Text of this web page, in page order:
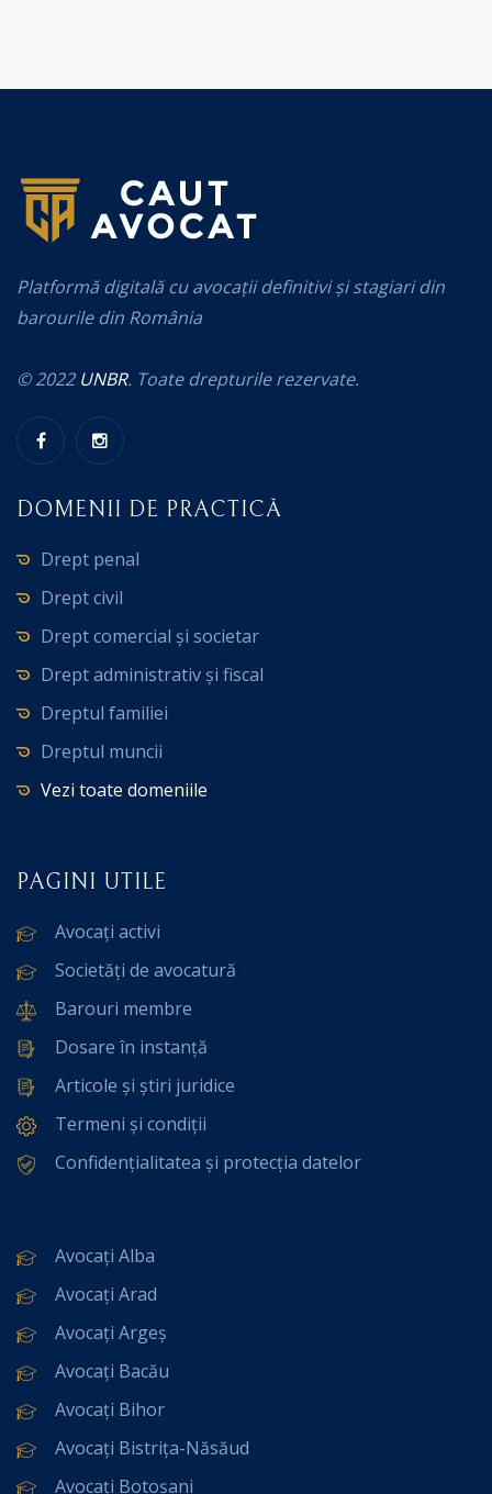
Platformă digitală cu avocații definitivi și stagiari din
barourile din România
© 2022 UNBR. Toate drepturile rezervate.
DOMENII DE PRACTICĂ
Drept penal
Drept civil
Drept comercial și societar
Drept administrativ și fiscal
Dreptul familiei
Dreptul muncii
Vezi toate domeniile
PAGINI UTILE
Avocați activi
Societăți de avocatură
Barouri membre
Dosare în instanță
Articole și știri juridice
Termeni și condiții
Confidențialitatea și protecția datelor
Avocați Alba
Avocați Arad
Avocați Argeș
Avocați Bacău
Avocați Bihor
Avocați Bistrița-Năsăud
Avocați Botoșani